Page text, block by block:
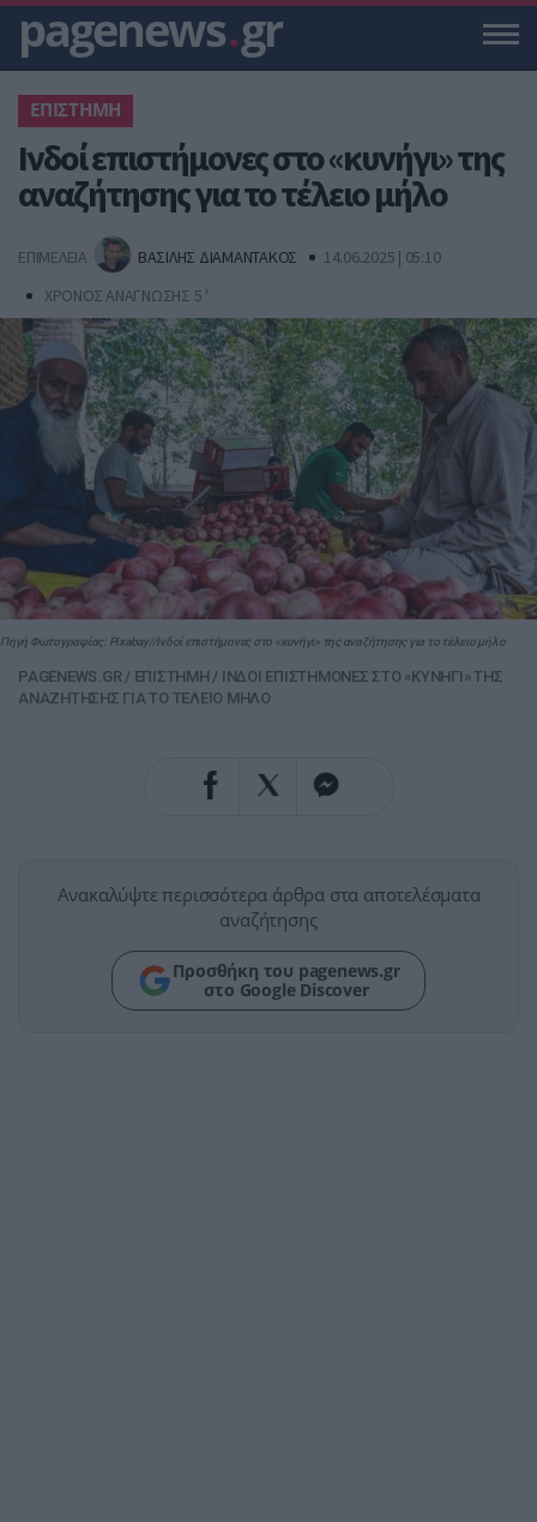
pagenews.gr
ΕΠΙΣΤΗΜΗ
Ινδοί επιστήμονες στο «κυνήγι» της
αναζήτησης για το τέλειο μήλο
ΕΠΙΜΕΛΕΙΑ ΒΑΣΙΛΗΣ ΔΙΑΜΑΝΤΑΚΟΣ
14.06.2025 | 05:10
ΧΡΟΝΟΣ ΑΝΑΓΝΩΣΗΣ 5 '
Πηγή Φωτογραφίας: Pixabay//Ινδοί επιστήμονες στο «κυνήγι» της αναζήτησης για το τέλειο μήλο
PAGENEWS.GR/ ΕΠΙΣΤΗΜΗ / ΙΝΔΟΙ ΕΠΙΣΤΗΜΟΝΕΣ ΣΤΟ «ΚΥΝΗΓΙ» ΤΗΣ
ΑΝΑΖΗΤΗΣΗΣ ΓΙΑ ΤΟ ΤΕΛΕΙΟ ΜΗΛΟ
Ανακαλύψτε περισσότερα άρθρα στα αποτελέσματα
αναζήτησης
Προσθήκη του pagenews.gr
στο Google Discover